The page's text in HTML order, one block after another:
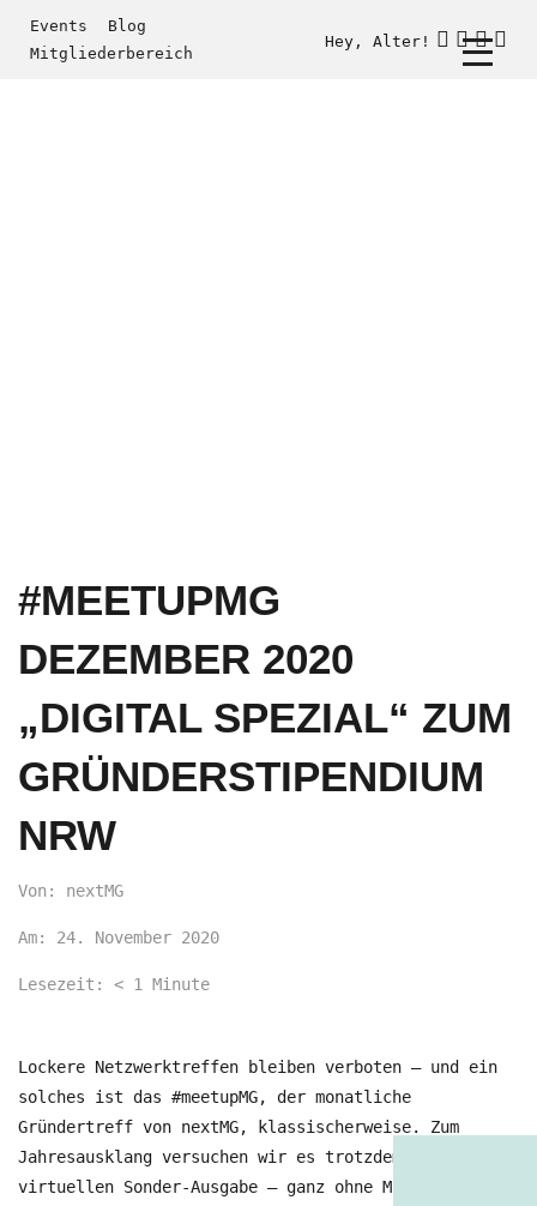
Events
Blog
Mitgliederbereich
Hey, Alter!
#MEETUPMG
DEZEMBER 2020
„DIGITAL SPEZIAL“ ZUM
GRÜNDERSTIPENDIUM
NRW
Von: nextMG
Am: 24. November 2020
Lesezeit: < 1 Minute
Lockere Netzwerktreffen bleiben verboten – und ein
solches ist das #meetupMG, der monatliche
Gründertreff von nextMG, klassischerweise. Zum
Jahresausklang versuchen wir es trotzdem mit einer
virtuellen Sonder-Ausgabe – ganz ohne Mund-Nase-